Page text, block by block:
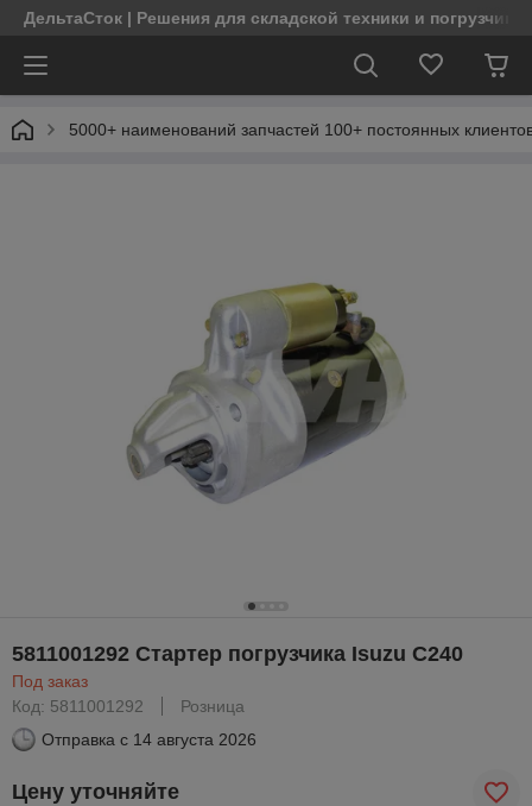
ДельтаСток | Решения для складской техники и
5000+ наименований запчастей 100+ постоянных
5811001292 Стартер погрузчика Isuzu C240
Под заказ
Код: 5811001292
Розница
Отправка с 14 августа 2026
Цену уточняйте